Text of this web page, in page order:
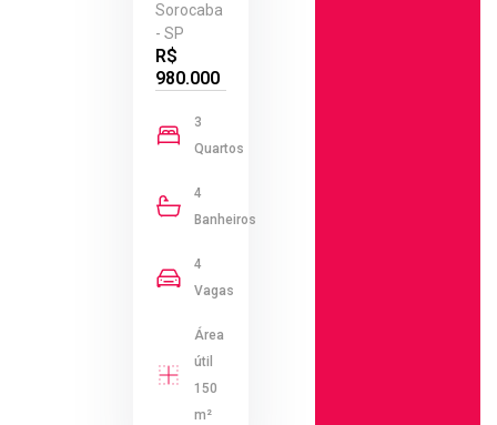
Sorocaba
- SP
R$
980.000
3
Quartos
4
Banheiros
4
Vagas
Área
útil
150
m²